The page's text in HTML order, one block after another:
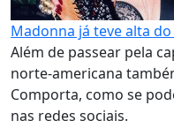
Madonna já teve alta
Além de passear pela
norte-americana
Comporta, como se
nas redes sociais.